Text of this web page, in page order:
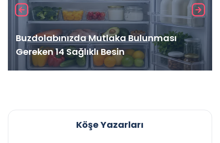
Buzdolabınızda Mutlaka Bulunması
Gereken 14 Sağlıklı Besin
Köşe Yazarları